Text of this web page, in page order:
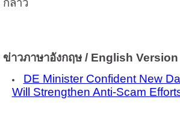
กล่าว
ข่าวภาษาอังกฤษ / English Version
DE Minister Confident New
Will Strengthen Anti-Scam